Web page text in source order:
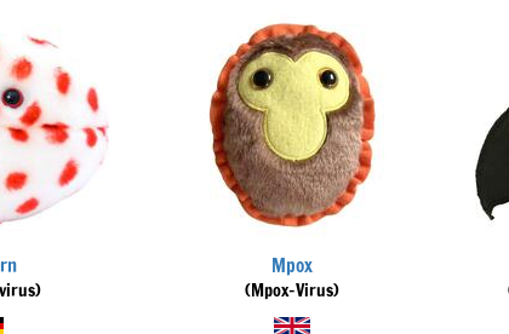
Mpox
(Mpox-Virus)